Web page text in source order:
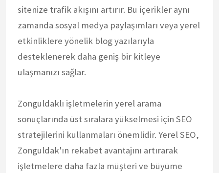
sitenize trafik akışını artırır. Bu içerikler aynı
zamanda sosyal medya paylaşımları veya yerel
etkinliklere yönelik blog yazılarıyla
desteklenerek daha geniş bir kitleye
ulaşmanızı sağlar.
Zonguldaklı işletmelerin yerel arama
sonuçlarında üst sıralara yükselmesi için SEO
stratejilerini kullanmaları önemlidir. Yerel SEO,
Zonguldak'ın rekabet avantajını artırarak
işletmelere daha fazla müşteri ve büyüme